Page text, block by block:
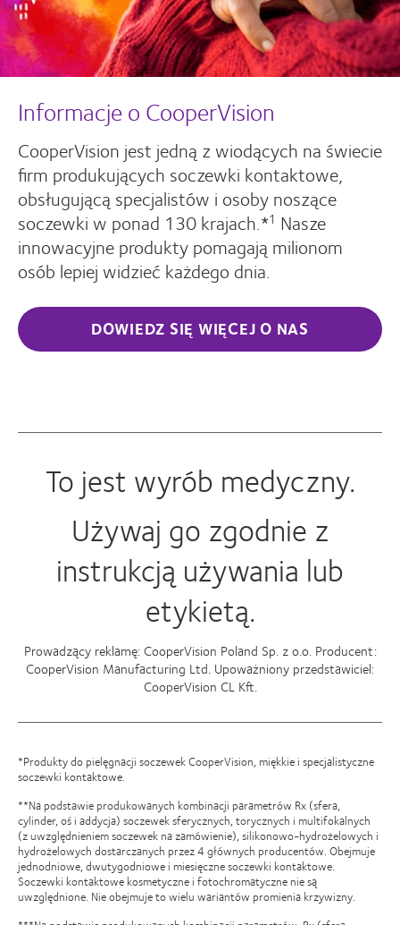
Informacje o CooperVision
CooperVision jest jedną z wiodących na świecie
firm produkujących soczewki kontaktowe,
obsługującą specjalistów i osoby noszące
soczewki w ponad 130 krajach.*1 Nasze
innowacyjne produkty pomagają milionom
osób lepiej widzieć każdego dnia.
DOWIEDZ SIĘ WIĘCEJ O NAS
To jest wyrób medyczny.
Używaj go zgodnie z
instrukcją używania lub
etykietą.
Prowadzący reklamę: CooperVision Poland Sp. z o.o. Producent:
CooperVision Manufacturing Ltd. Upoważniony przedstawiciel:
CooperVision CL Kft.
*Produkty do pielęgnacji soczewek CooperVision, miękkie i specjalistyczne
soczewki kontaktowe.
**Na podstawie produkowanych kombinacji parametrów Rx (sfera,
cylinder, oś i addycja) soczewek sferycznych, torycznych i multifokalnych
(z uwzględnieniem soczewek na zamówienie), silikonowo-hydrożelowych i
hydrożelowych dostarczanych przez 4 głównych producentów. Obejmuje
jednodniowe, dwutygodniowe i miesięczne soczewki kontaktowe.
Soczewki kontaktowe kosmetyczne i fotochromatyczne nie są
uwzględnione. Nie obejmuje to wielu wariantów promienia krzywizny.